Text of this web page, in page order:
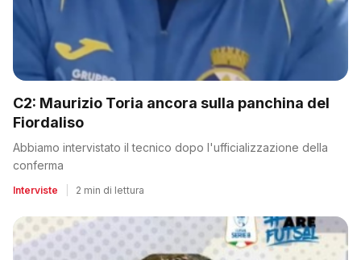
C2: Maurizio Toria ancora sulla panchina del
Fiordaliso
Abbiamo intervistato il tecnico dopo l'ufficializzazione della
conferma
Interviste 2 min di lettura